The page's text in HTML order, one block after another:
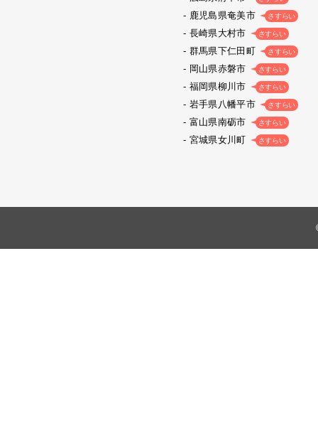
鹿児島県奄美市 さすらい
長崎県大村市 さすらい
群馬県下仁田町 さすらい
岡山県赤磐市 さすらい
福岡県柳川市 さすらい
岩手県八幡平市 さすらい
富山県南砺市 さすらい
宮城県女川町 さすらい